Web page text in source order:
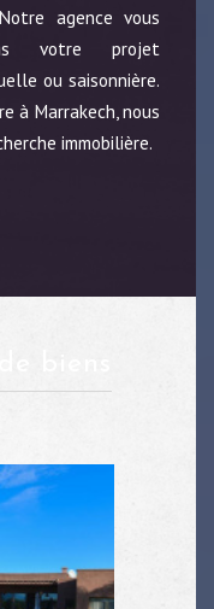
agence vous
votre projet
ou saisonnière.
à Marrakech, nous
immobilière.